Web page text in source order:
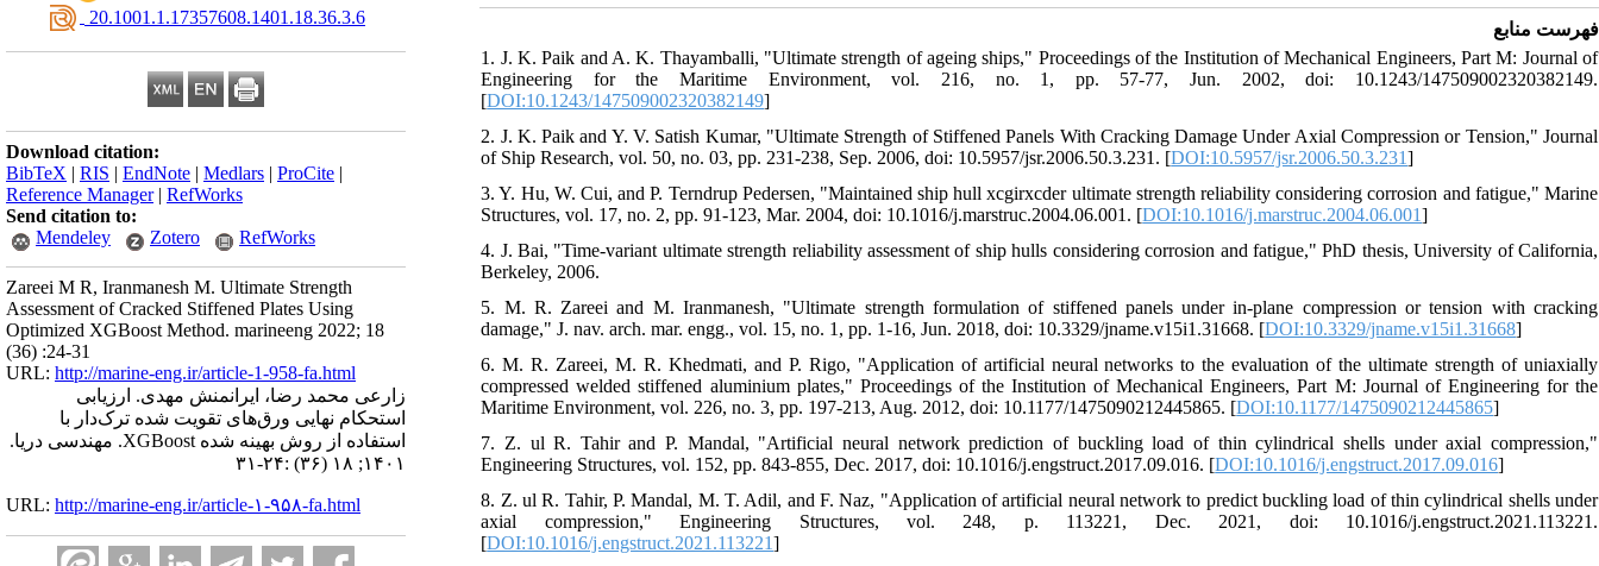
‎ 20.1001.1.17357608.1401.18.36.3.6
Download citation:
BibTeX | RIS | EndNote | Medlars | ProCite |
Reference Manager| RefWorks
Send citation to:
Mendeley
Zotero RefWorks
Zareei M R, Iranmanesh M. Ultimate Strength
Assessment of Cracked Stiffened Plates Using
Optimized XGBoost Method. marineeng 2022; 18
(36) :24-31
URL: http://marine-eng.ir/article-1-958-fa.html
زارعی محمد رضا، ایرانمنش مهدی. ارزیابی
استحکام نهایی ورق‌های تقویت شده ترک‌دار با
استفاده از روش بهینه شده XGBoost. مهندسی دریا.
۱۴۰۱; ۱۸ (۳۶) :۲۴-۳۱
URL: http://marine-eng.ir/article-۱-۹۵۸-fa.html
فهرست منابع
1. J. K. Paik and A. K. Thayamballi, "Ultimate strength of ageing ships," Proceedings of the Institution of Mechanical Engineers, Part M: Journal of
Engineering for the Maritime Environment, vol. 216, no. 1, pp. 57-77, Jun. 2002, doi: 10.1243/147509002320382149.
[DOI:10.1243/147509002320382149]
2. J. K. Paik and Y. V. Satish Kumar, "Ultimate Strength of Stiffened Panels With Cracking Damage Under Axial Compression or Tension," Journal
of Ship Research, vol. 50, no. 03, pp. 231-238, Sep. 2006, doi: 10.5957/jsr.2006.50.3.231. [DOI:10.5957/jsr.2006.50.3.231]
3. Y. Hu, W. Cui, and P. Terndrup Pedersen, "Maintained ship hull xcgirxcder ultimate strength reliability considering corrosion and fatigue," Marine
Structures, vol. 17, no. 2, pp. 91-123, Mar. 2004, doi: 10.1016/j.marstruc.2004.06.001. [DOI:10.1016/j.marstruc.2004.06.001]
4. J. Bai, "Time-variant ultimate strength reliability assessment of ship hulls considering corrosion and fatigue," PhD thesis, University of California,
Berkeley, 2006.
5. M. R. Zareei and M. Iranmanesh, "Ultimate strength formulation of stiffened panels under in-plane compression or tension with cracking
damage," J. nav. arch. mar. engg., vol. 15, no. 1, pp. 1-16, Jun. 2018, doi: 10.3329/jname.v15i1.31668. [DOI:10.3329/jname.v15i1.31668]
6. M. R. Zareei, M. R. Khedmati, and P. Rigo, "Application of artificial neural networks to the evaluation of the ultimate strength of uniaxially
compressed welded stiffened aluminium plates," Proceedings of the Institution of Mechanical Engineers, Part M: Journal of Engineering for the
Maritime Environment, vol. 226, no. 3, pp. 197-213, Aug. 2012, doi: 10.1177/1475090212445865. [DOI:10.1177/1475090212445865]
7. Z. ul R. Tahir and P. Mandal, "Artificial neural network prediction of buckling load of thin cylindrical shells under axial compression,"
Engineering Structures, vol. 152, pp. 843-855, Dec. 2017, doi: 10.1016/j.engstruct.2017.09.016. [DOI:10.1016/j.engstruct.2017.09.016]
8. Z. ul R. Tahir, P. Mandal, M. T. Adil, and F. Naz, "Application of artificial neural network to predict buckling load of thin cylindrical shells under
axial compression," Engineering Structures, vol. 248, p. 113221, Dec. 2021, doi: 10.1016/j.engstruct.2021.113221.
[DOI:10.1016/j.engstruct.2021.113221]